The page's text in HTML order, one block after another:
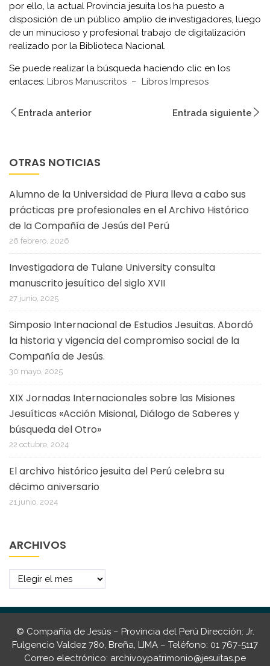
por ello, la actual Provincia jesuita los ha puesto a
disposición de un público amplio de investigadores, luego
de un minucioso y profesional trabajo de digitalización
realizado por la Biblioteca Nacional.
Se puede realizar la búsqueda haciendo clic en los
enlaces: Libros Manuscritos – Libros Impresos
Entrada anterior Entrada siguiente
OTRAS NOTICIAS
Alumno de la Universidad de Piura lleva a cabo sus
prácticas pre profesionales en el Archivo Histórico
de la Compañía de Jesús del Perú
26 febrero, 2026
Investigadora de Tulane University consulta
manuscrito jesuítico del siglo XVII
27 junio, 2025
Simposio Internacional de Estudios Jesuitas. Abordó
la historia y vigencia del compromiso social de la
Compañía de Jesús.
30 mayo, 2025
XIX Jornadas Internacionales sobre las Misiones
Jesuíticas «Acción Misional, Diálogo de Saberes y
búsqueda del Otro»
22 octubre, 2024
El archivo histórico jesuita del Perú celebra su
décimo aniversario
21 junio, 2024
ARCHIVOS
Archivos
© Compañía de Jesús – Provincia del Perú Dirección: Jr.
Fulgencio Valdez 780, Breña, LIMA – Teléfono: 01 767-5117
Correo electrónico: archivoypatrimonio@jesuitas.pe